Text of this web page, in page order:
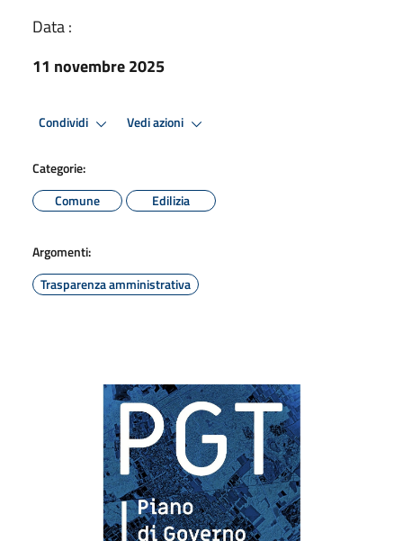
Data :
11 novembre 2025
Condividi Vedi azioni
Categorie:
Comune
Edilizia
Argomenti:
Trasparenza amministrativa